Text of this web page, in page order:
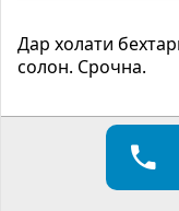
Дар холати
солон. Срочна.